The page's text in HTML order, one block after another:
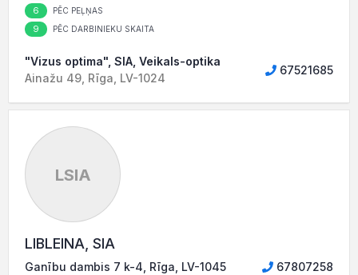
6 PĒC PEĻŅAS
9 PĒC DARBINIEKU SKAITA
"Vizus optima", SIA, Veikals-optika
Ainažu 49, Rīga, LV-1024
67521685
LSIA
LIBLEINA, SIA
Ganību dambis 7 k-4, Rīga, LV-1045 67807258